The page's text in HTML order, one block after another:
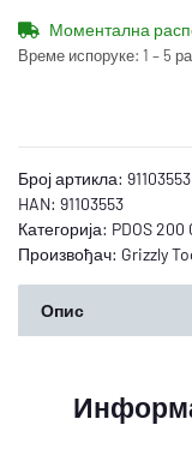
Моментална
Време испоруке: 1 – 5
Број артикла: 91103553
HAN: 91103553
Категорија: PDOS 200
Произвођач: Grizzly
Опис